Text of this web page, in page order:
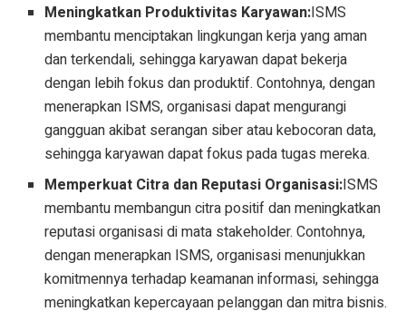
Meningkatkan Produktivitas Karyawan:ISMS
membantu menciptakan lingkungan kerja yang aman
dan terkendali, sehingga karyawan dapat bekerja
dengan lebih fokus dan produktif. Contohnya, dengan
menerapkan ISMS, organisasi dapat mengurangi
gangguan akibat serangan siber atau kebocoran data,
sehingga karyawan dapat fokus pada tugas mereka.
Memperkuat Citra dan Reputasi Organisasi:ISMS
membantu membangun citra positif dan meningkatkan
reputasi organisasi di mata stakeholder. Contohnya,
dengan menerapkan ISMS, organisasi menunjukkan
komitmennya terhadap keamanan informasi, sehingga
meningkatkan kepercayaan pelanggan dan mitra bisnis.